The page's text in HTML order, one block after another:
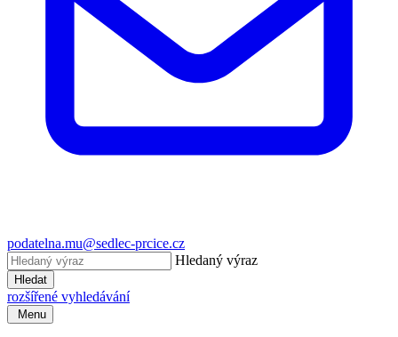
podatelna.mu@sedlec-prcice.cz
Hledaný výraz
Hledat
rozšířené vyhledávání
Menu